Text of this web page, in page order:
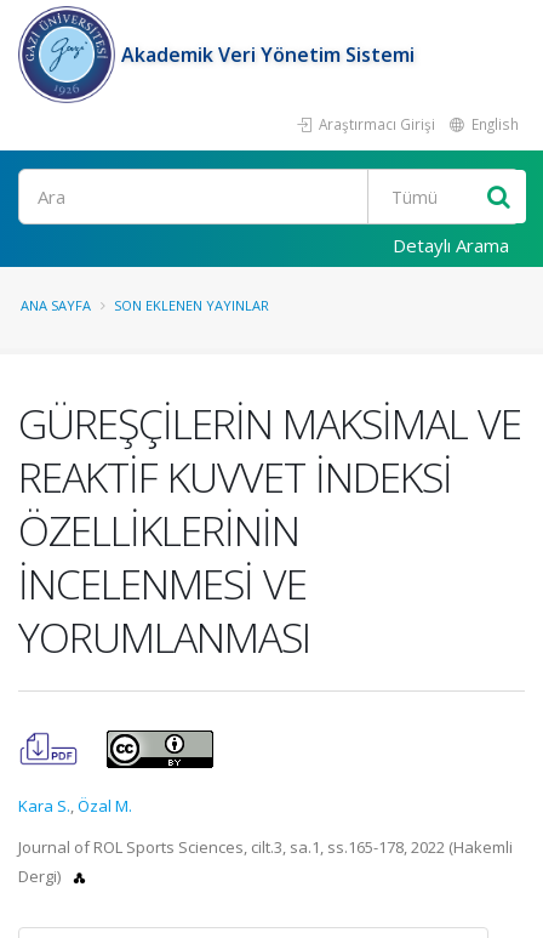
Akademik Veri Yönetim Sistemi
Araştırmacı Girişi English
Ara
Detaylı Arama
ANA SAYFA SON EKLENEN YAYINLAR
GÜREŞÇİLERİN MAKSİMAL VE
REAKTİF KUVVET İNDEKSİ
ÖZELLİKLERİNİN
İNCELENMESİ VE
YORUMLANMASI
Kara S.,Özal M.
Journal of ROL Sports Sciences, cilt.3, sa.1, ss.165-178, 2022 (Hakemli
Dergi)